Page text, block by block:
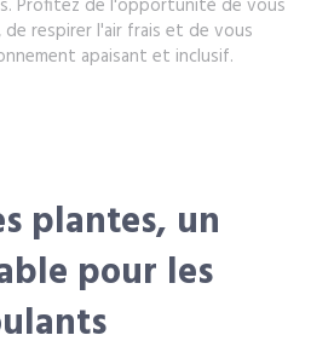
Profitez de l'opportunité de vous
de respirer l'air frais et de vous
apaisant et inclusif.
plantes, un
pour les